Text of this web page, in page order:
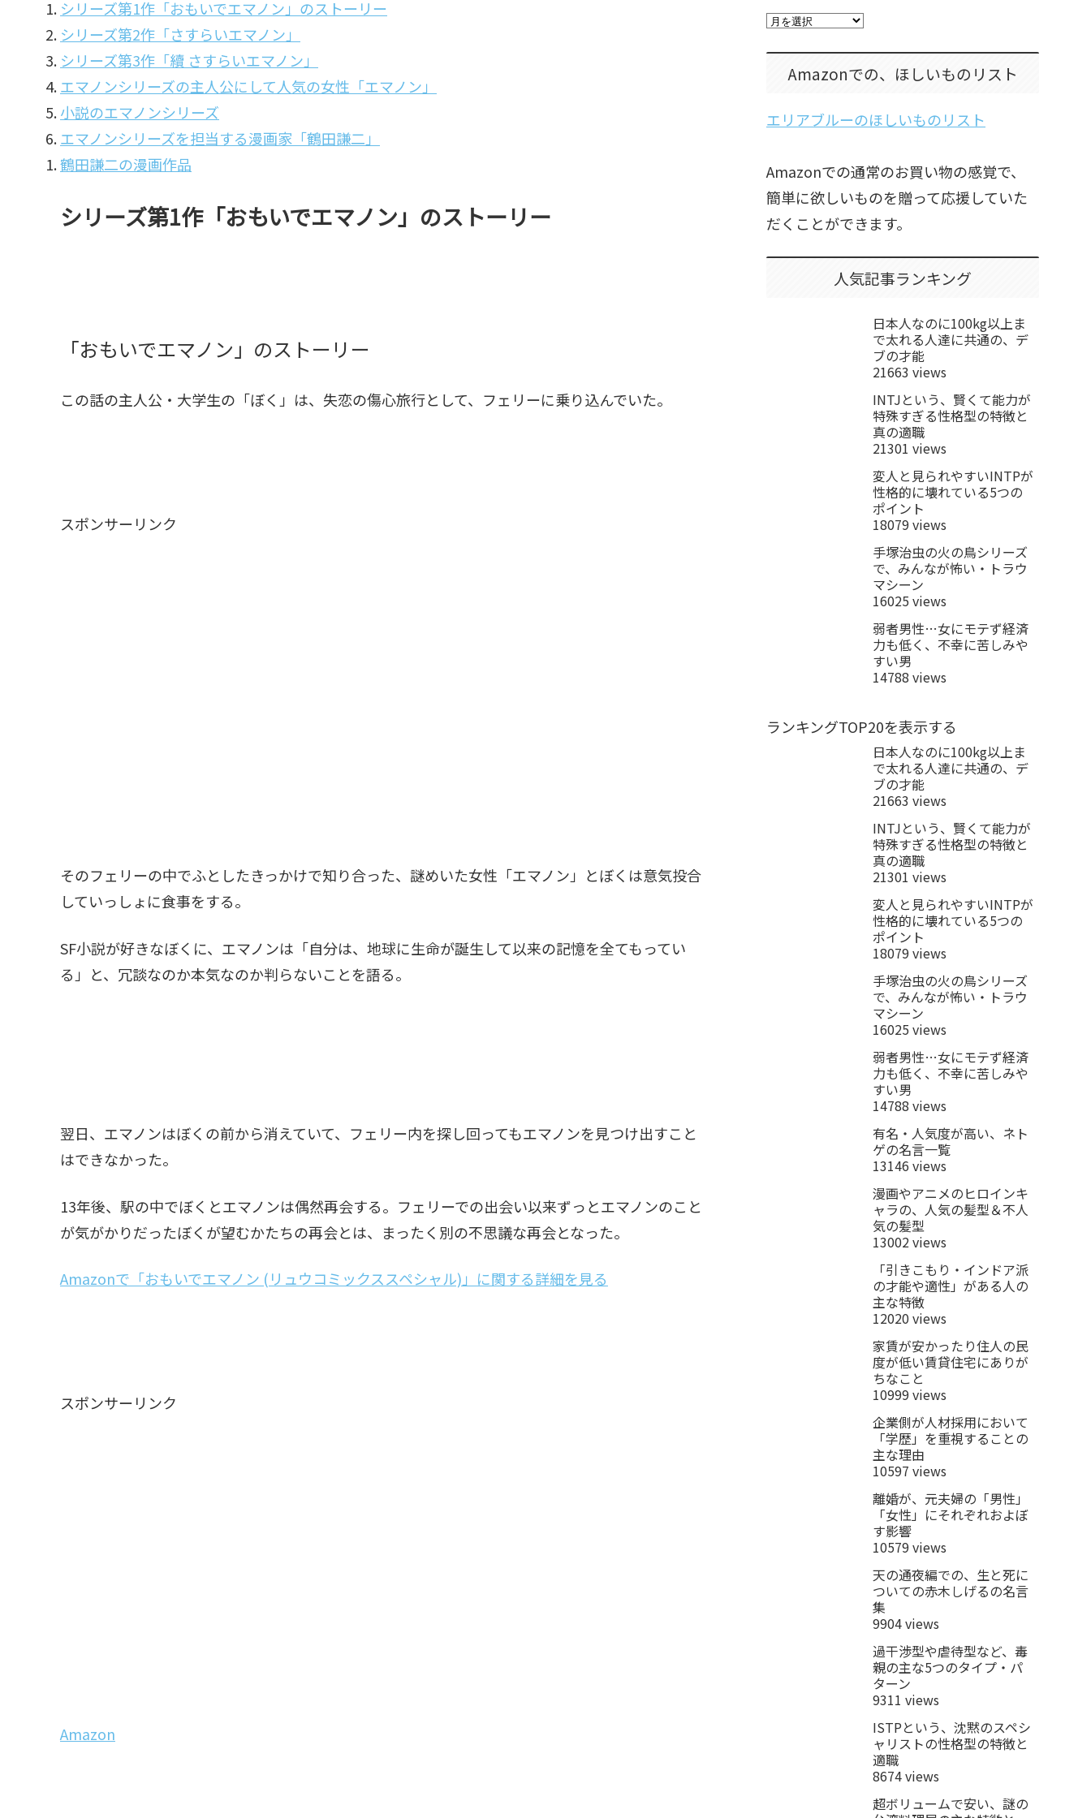
シリーズ第1作「おもいでエマノン」のストーリー
シリーズ第2作「さすらいエマノン」
シリーズ第3作「續 さすらいエマノン」
エマノンシリーズの主人公にして人気の女性「エマノン」
小説のエマノンシリーズ
エマノンシリーズを担当する漫画家「鶴田謙二」
鶴田謙二の漫画作品
シリーズ第1作「おもいでエマノン」のストーリー
「おもいでエマノン」のストーリー
この話の主人公・大学生の「ぼく」は、失恋の傷心旅行として、フェリーに乗り込んでいた。
スポンサーリンク
そのフェリーの中でふとしたきっかけで知り合った、謎めいた女性「エマノン」とぼくは意気投合
していっしょに食事をする。
SF小説が好きなぼくに、エマノンは「自分は、地球に生命が誕生して以来の記憶を全てもってい
る」と、冗談なのか本気なのか判らないことを語る。
翌日、エマノンはぼくの前から消えていて、フェリー内を探し回ってもエマノンを見つけ出すこと
はできなかった。
13年後、駅の中でぼくとエマノンは偶然再会する。フェリーでの出会い以来ずっとエマノンのこと
が気がかりだったぼくが望むかたちの再会とは、まったく別の不思議な再会となった。
Amazonで「おもいでエマノン (リュウコミックススペシャル)」に関する詳細を見る
スポンサーリンク
Amazon
Amazonでの、ほしいものリスト
エリアブルーのほしいものリスト
Amazonでの通常のお買い物の感覚で、
簡単に欲しいものを贈って応援していた
だくことができます。
人気記事ランキング
日本人なのに100kg以上ま
で太れる人達に共通の、デ
ブの才能
21663 views
INTJという、賢くて能力が
特殊すぎる性格型の特徴と
真の適職
21301 views
変人と見られやすいINTPが
性格的に壊れている5つの
ポイント
18079 views
手塚治虫の火の鳥シリーズ
で、みんなが怖い・トラウ
マシーン
16025 views
弱者男性…女にモテず経済
力も低く、不幸に苦しみや
すい男
14788 views
ランキングTOP20を表示する
日本人なのに100kg以上ま
で太れる人達に共通の、デ
ブの才能
21663 views
INTJという、賢くて能力が
特殊すぎる性格型の特徴と
真の適職
21301 views
変人と見られやすいINTPが
性格的に壊れている5つの
ポイント
18079 views
手塚治虫の火の鳥シリーズ
で、みんなが怖い・トラウ
マシーン
16025 views
弱者男性…女にモテず経済
力も低く、不幸に苦しみや
すい男
14788 views
有名・人気度が高い、ネト
ゲの名言一覧
13146 views
漫画やアニメのヒロインキ
ャラの、人気の髪型＆不人
気の髪型
13002 views
「引きこもり・インドア派
の才能や適性」がある人の
主な特徴
12020 views
家賃が安かったり住人の民
度が低い賃貸住宅にありが
ちなこと
10999 views
企業側が人材採用において
「学歴」を重視することの
主な理由
10597 views
離婚が、元夫婦の「男性」
「女性」にそれぞれおよぼ
す影響
10579 views
天の通夜編での、生と死に
ついての赤木しげるの名言
集
9904 views
過干渉型や虐待型など、毒
親の主な5つのタイプ・パ
ターン
9311 views
ISTPという、沈黙のスペシ
ャリストの性格型の特徴と
適職
8674 views
超ボリュームで安い、謎の